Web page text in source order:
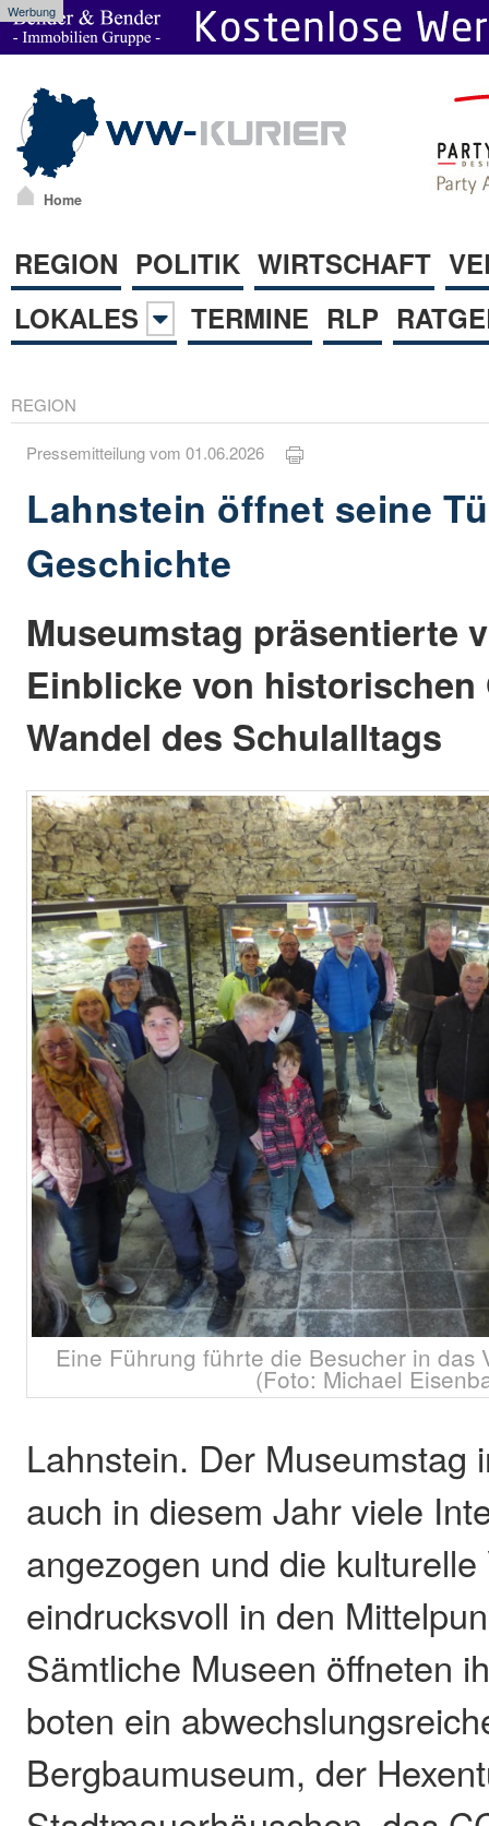
Werbung
Home
REGION POLITIK WIRTSCHAFT
LOKALES
TERMINE RLP
REGION
Pressemitteilung vom 01.06.2026
Lahnstein öffnet seine
Geschichte
Museumstag präsentierte
Einblicke von historischen
Wandel des Schulalltags
Eine Führung führte die Besucher in das
(Foto: Michael
Lahnstein. Der Museumstag
auch in diesem Jahr viele
angezogen und die
eindrucksvoll in den
Sämtliche Museen öffneten
boten ein
Bergbaumuseum, der